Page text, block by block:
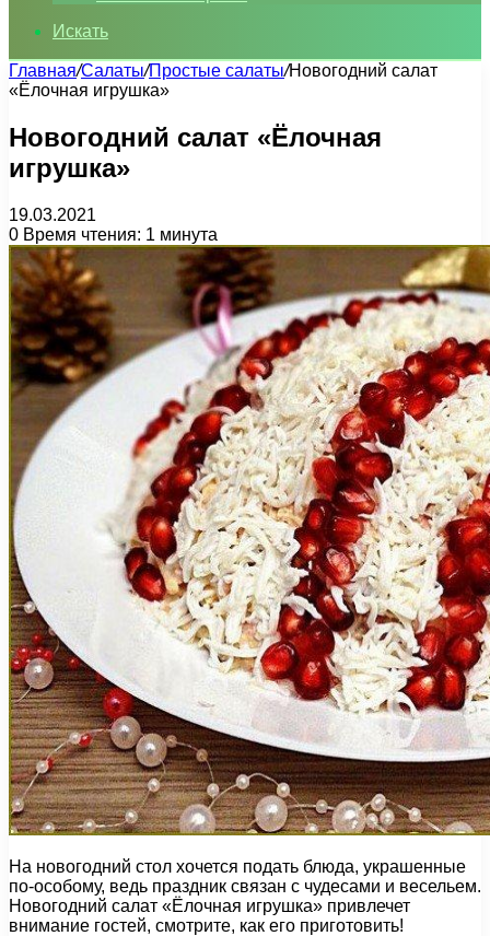
Искать
Главная/Салаты/Простые салаты/Новогодний салат
«Ёлочная игрушка»
Новогодний салат «Ёлочная
игрушка»
19.03.2021
0 Время чтения: 1 минута
На новогодний стол хочется подать блюда, украшенные
по-особому, ведь праздник связан с чудесами и весельем.
Новогодний салат «Ёлочная игрушка» привлечет
внимание гостей, смотрите, как его приготовить!